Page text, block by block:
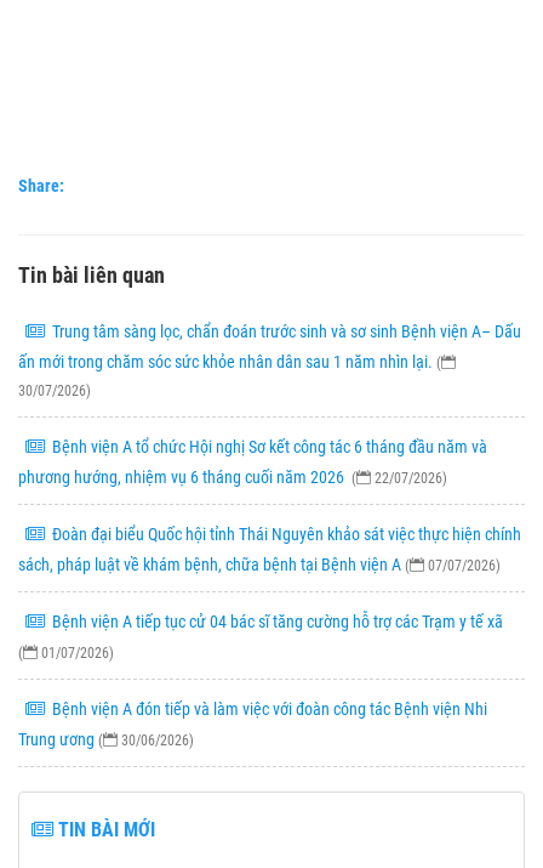
Share:
Tin bài liên quan
Trung tâm sàng lọc, chẩn đoán trước sinh và sơ sinh Bệnh viện A– Dấu
ấn mới trong chăm sóc sức khỏe nhân dân sau 1 năm nhìn lại. (
30/07/2026)
Bệnh viện A tổ chức Hội nghị Sơ kết công tác 6 tháng đầu năm và
phương hướng, nhiệm vụ 6 tháng cuối năm 2026 ( 22/07/2026)
Đoàn đại biểu Quốc hội tỉnh Thái Nguyên khảo sát việc thực hiện chính
sách, pháp luật về khám bệnh, chữa bệnh tại Bệnh viện A ( 07/07/2026)
Bệnh viện A tiếp tục cử 04 bác sĩ tăng cường hỗ trợ các Trạm y tế xã
( 01/07/2026)
Bệnh viện A đón tiếp và làm việc với đoàn công tác Bệnh viện Nhi
Trung ương ( 30/06/2026)
TIN BÀI MỚI